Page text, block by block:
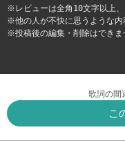
※レビューは全角10文字以上、
※他の人が不快に思うような内
※投稿後の編集・削除はできま
歌詞の間
こ